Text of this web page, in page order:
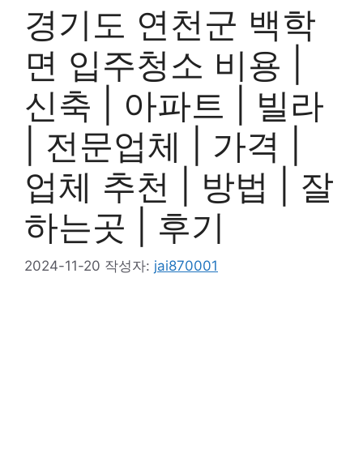
경기도 연천군 백학
면 입주청소 비용 |
신축 | 아파트 | 빌라
| 전문업체 | 가격 |
업체 추천 | 방법 | 잘
하는곳 | 후기
2024-11-20 작성자: jai870001